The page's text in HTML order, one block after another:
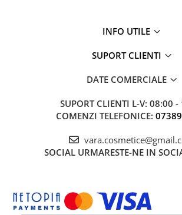
INFO UTILE
SUPORT CLIENTI
DATE COMERCIALE
SUPORT CLIENTI L-V: 08:00 -
COMENZI TELEFONICE:
SOCIAL URMARESTE-NE IN